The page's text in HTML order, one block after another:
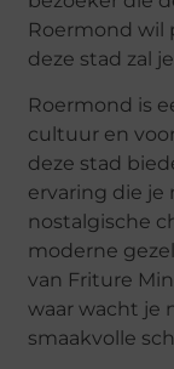
Roermond wil
deze stad zal
Roermond is
cultuur en
deze stad
ervaring die je
nostalgische
moderne
van Friture
waar wacht je
smaakvolle